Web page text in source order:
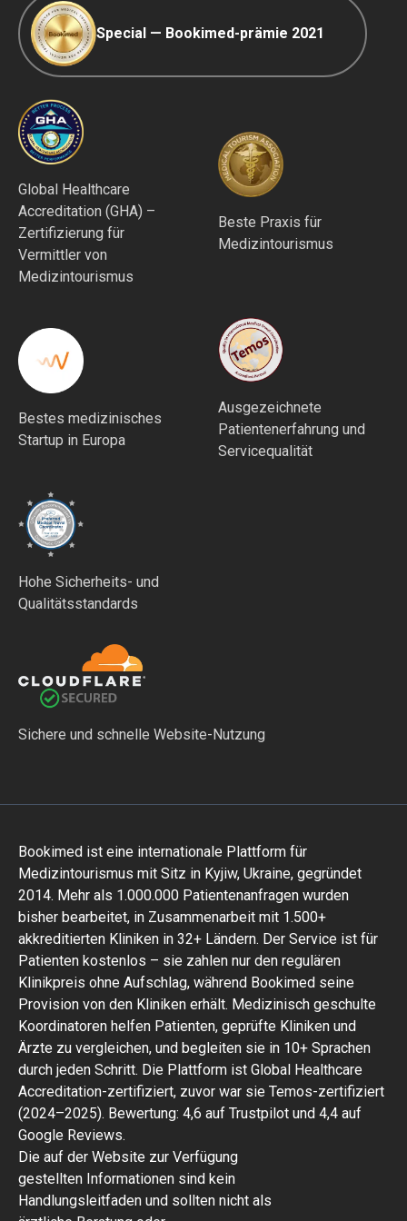
Special — Bookimed-prämie 2021
Global Healthcare
Accreditation (GHA) –
Zertifizierung für
Vermittler von
Medizintourismus
Beste Praxis für
Medizintourismus
Bestes medizinisches
Startup in Europa
Ausgezeichnete
Patientenerfahrung und
Servicequalität
Hohe Sicherheits- und
Qualitätsstandards
Sichere und schnelle Website-Nutzung
Bookimed ist eine internationale Plattform für
Medizintourismus mit Sitz in Kyjiw, Ukraine, gegründet
2014. Mehr als 1.000.000 Patientenanfragen wurden
bisher bearbeitet, in Zusammenarbeit mit 1.500+
akkreditierten Kliniken in 32+ Ländern. Der Service ist für
Patienten kostenlos – sie zahlen nur den regulären
Klinikpreis ohne Aufschlag, während Bookimed seine
Provision von den Kliniken erhält. Medizinisch geschulte
Koordinatoren helfen Patienten, geprüfte Kliniken und
Ärzte zu vergleichen, und begleiten sie in 10+ Sprachen
durch jeden Schritt. Die Plattform ist Global Healthcare
Accreditation-zertifiziert, zuvor war sie Temos-zertifiziert
(2024–2025). Bewertung: 4,6 auf Trustpilot und 4,4 auf
Google Reviews.
Die auf der Website zur Verfügung
gestellten Informationen sind kein
Handlungsleitfaden und sollten nicht als